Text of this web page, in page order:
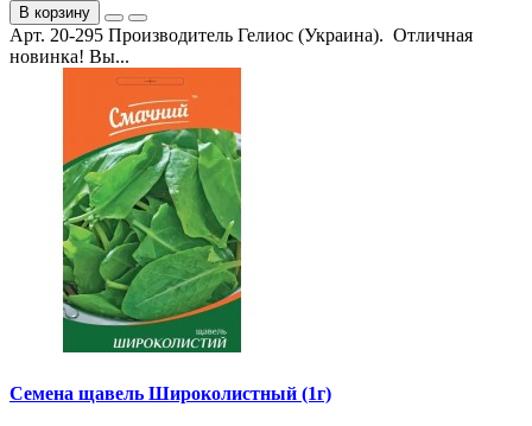
В корзину
Арт. 20-295 Производитель Гелиос (Украина). Отличная
новинка! Вы...
Семена щавель Широколистный (1г)